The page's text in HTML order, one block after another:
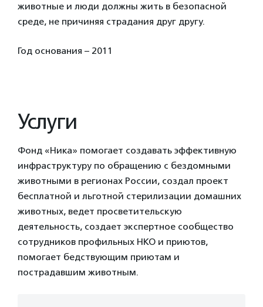
животные и люди должны жить в безопасной
среде, не причиняя страдания друг другу.
Год основания – 2011
Услуги
Фонд «Ника» помогает создавать эффективную
инфраструктуру по обращению с бездомными
животными в регионах России, создал проект
бесплатной и льготной стерилизации домашних
животных, ведет просветительскую
деятельность, создает экспертное сообщество
сотрудников профильных НКО и приютов,
помогает бедствующим приютам и
пострадавшим животным.